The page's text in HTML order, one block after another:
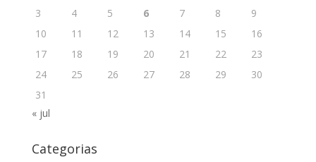
3
4 5 6 7 8
9
10
11 12 13 14 15
16
17
18 19 20 21 22
23
24
25 26 27 28 29
30
31
« jul
Categorias